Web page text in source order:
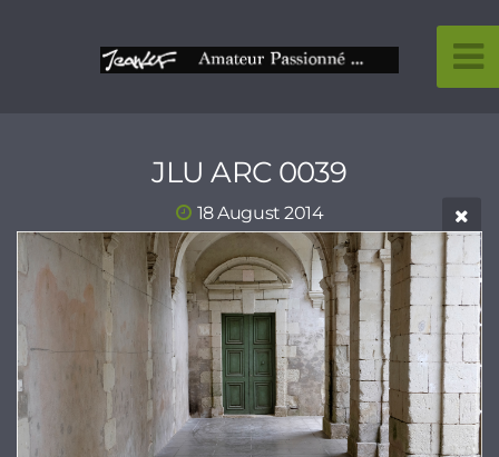
JLU ARC 0039
18 August 2014